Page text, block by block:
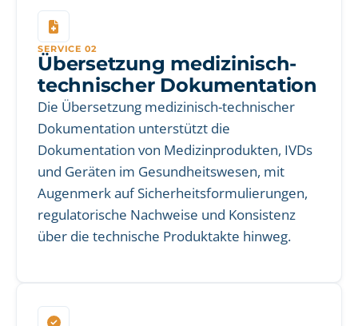
SERVICE 02
Übersetzung medizinisch-
technischer Dokumentation
Die Übersetzung medizinisch-technischer
Dokumentation unterstützt die
Dokumentation von Medizinprodukten, IVDs
und Geräten im Gesundheitswesen, mit
Augenmerk auf Sicherheitsformulierungen,
regulatorische Nachweise und Konsistenz
über die technische Produktakte hinweg.